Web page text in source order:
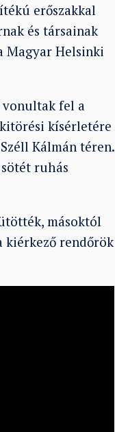
erőszakkal
és társainak
Magyar Helsinki
vonultak fel a
kitörési kísérletére
Kálmán téren.
ruhás
másoktól
kiérkező rendőrök